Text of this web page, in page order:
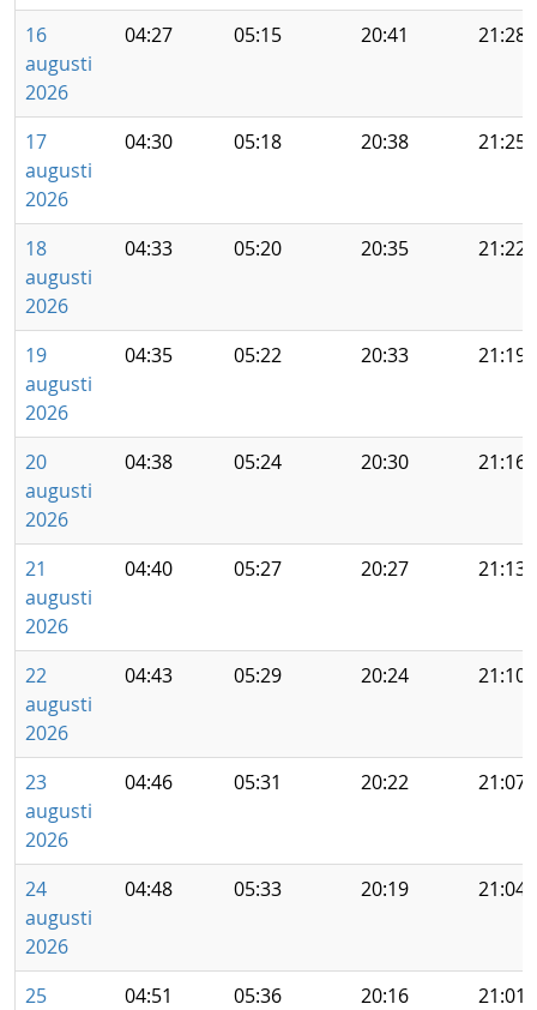
16
augusti
2026
04:27 05:15 20:41 21:28
17
augusti
2026
04:30 05:18 20:38 21:25
18
augusti
2026
04:33 05:20 20:35 21:22
19
augusti
2026
04:35 05:22 20:33 21:19
20
augusti
2026
04:38 05:24 20:30 21:16
21
augusti
2026
04:40 05:27 20:27 21:13
22
augusti
2026
04:43 05:29 20:24 21:10
23
augusti
2026
04:46 05:31 20:22 21:07
24
augusti
2026
04:48 05:33 20:19 21:04
25
04:51 05:36 20:16 21:01